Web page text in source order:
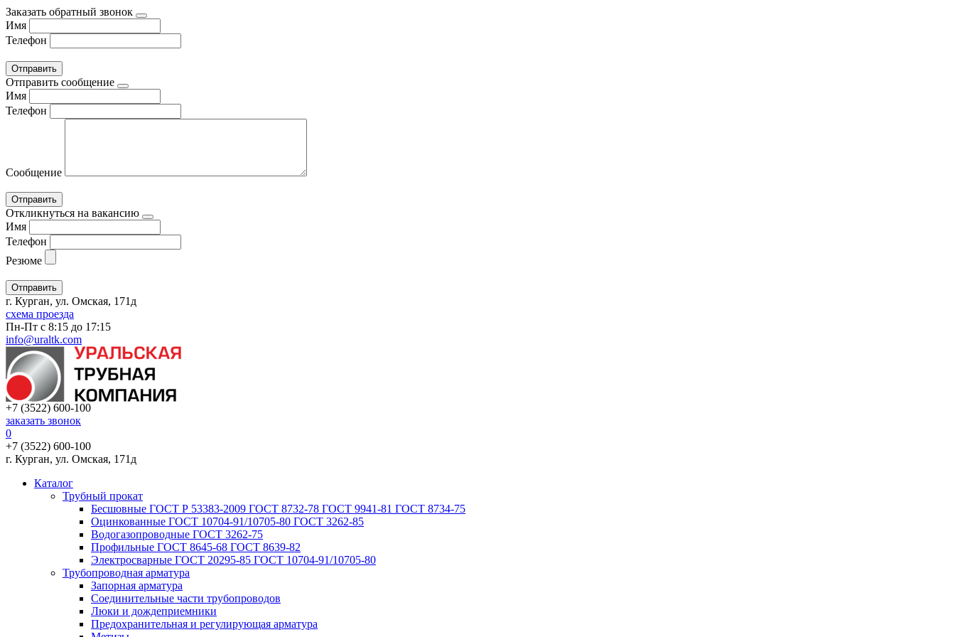
Заказать обратный звонок
Имя
Телефон
Отправить сообщение
Имя
Телефон
Сообщение
Откликнуться на вакансию
Имя
Телефон
Резюме
г. Курган, ул. Омская, 171д
схема проезда
Пн-Пт с 8:15 до 17:15
info@uraltk.com
+7 (3522) 600-100
заказать звонок
0
+7 (3522) 600-100
г. Курган, ул. Омская, 171д
Каталог
Трубный прокат
Беcшовные ГОСТ Р 53383-2009 ГОСТ 8732-78 ГОСТ 9941-81 ГОСТ 8734-75
Оцинкованные ГОСТ 10704-91/10705-80 ГОСТ 3262-85
Водогазопроводные ГОСТ 3262-75
Профильные ГОСТ 8645-68 ГОСТ 8639-82
Электросварные ГОСТ 20295-85 ГОСТ 10704-91/10705-80
Трубопроводная арматура
Запорная арматура
Соединительные части трубопроводов
Люки и дождеприемники
Предохранительная и регулирующая арматура